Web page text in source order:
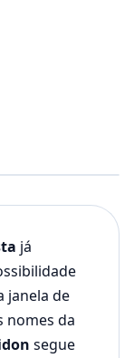
já
janela de
nomes da
segue